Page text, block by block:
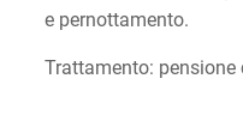
e pernottamento.
Trattamento: pensione